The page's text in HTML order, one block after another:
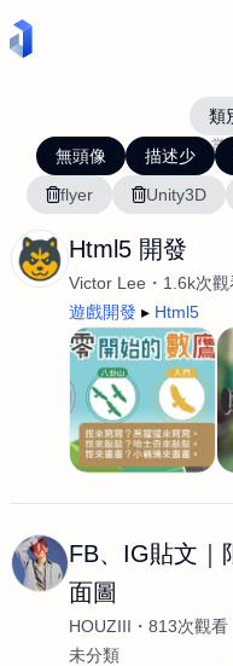
類
當
無頭像 描述少
flyer
Unity3D
Html5 開發
Victor Lee 1.6k次觀
遊戲開發
Html5
FB、IG貼文｜
面圖
HOUZIII 813次觀看
未分類